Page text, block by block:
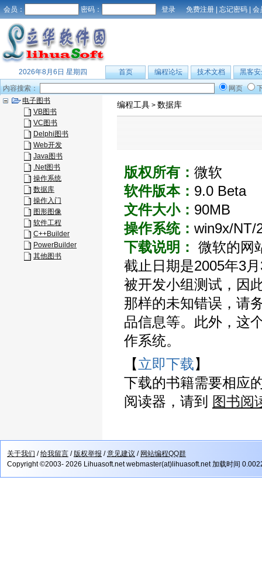
会员： 密码： 免费注册 | 忘记密码 | 会
2026年8月6日 星期四 首页 编程论坛 技术文档
黑客安
内容搜索：
网页
电子图书
VB图书
VC图书
Delphi图书
Web开发
Java图书
.Net图书
操作系统
数据库
操作入门
图形图像
软件工程
C++Builder
PowerBuilder
其他图书
编程工具 > 数据库
版权所有： 微软
软件版本： 9.0 Beta
文件大小： 90MB
操作系统： win9x/NT/
下载说明： 微软的网
截止日期是2005年3
被开发小组测试，因
那样的未知错误，请
品信息等。此外，这
作系统。
【立即下载】
下载的书籍需要相应
阅读器，请到 图书阅
关于我们 /给我留言 /版权举报 /意见建议 / 网站编程QQ群
Copyright ©2003- 2026 Lihuasoft.net webmaster(at)lihuasoft.net 加载时间